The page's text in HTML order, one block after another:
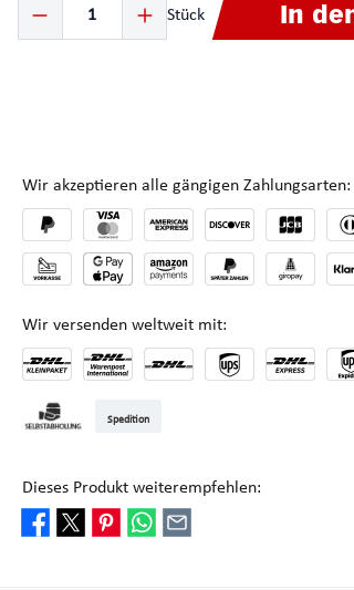
Stück In
Wir akzeptieren alle gängigen Zahlungsarten:
Wir versenden weltweit mit:
Spedition
Dieses Produkt weiterempfehlen: